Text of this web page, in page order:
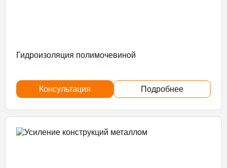
Гидроизоляция полимочевиной
Консультация Подробнее